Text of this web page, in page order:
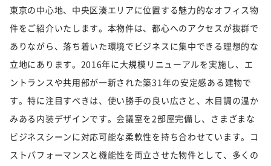
東京の中心地、中央区湊エリアに位置する魅力的なオフィス物
件をご紹介いたします。本物件は、都心へのアクセスが抜群で
ありながら、落ち着いた環境でビジネスに集中できる理想的な
立地にあります。2016年に大規模リニューアルを実施し、エ
ントランスや共用部が一新された築31年の安定感ある建物で
す。特に注目すべきは、使い勝手の良い広さと、木目調の温か
みある内装デザインです。会議室を2部屋完備し、さまざまな
ビジネスシーンに対応可能な柔軟性を持ち合わせています。コ
ストパフォーマンスと機能性を両立させた物件として、多くの